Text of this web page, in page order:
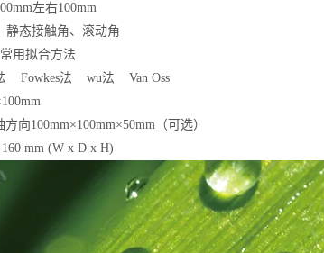
左右100mm
静态接触角、滚动角
用拟合方法
Fowkes法 wu法 Van Oss
向100mm×100mm×50mm（可选）
mm (W x D x H)